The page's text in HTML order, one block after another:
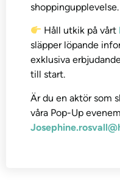
shoppingupplevelse.
Håll utkik på vårt
släpper löpande
exklusiva
till start.
Är du en aktör som
våra Pop-Up